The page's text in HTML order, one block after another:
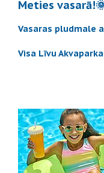
Meties
Vasaras pludmale
Visa Līvu